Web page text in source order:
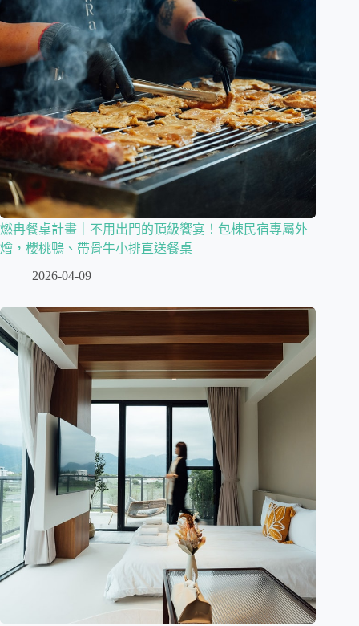
燃冉餐桌計畫｜不用出門的頂級饗宴！包棟民宿專屬外
燴，櫻桃鴨、帶骨牛小排直送餐桌
2026-04-09